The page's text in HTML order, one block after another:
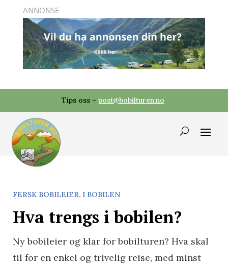
Tips oss – post@bobilturen.no
FERSK BOBILEIER, I BOBILEN
Hva trengs i bobilen?
Ny bobileier og klar for bobilturen? Hva skal
til for en enkel og trivelig reise, med minst